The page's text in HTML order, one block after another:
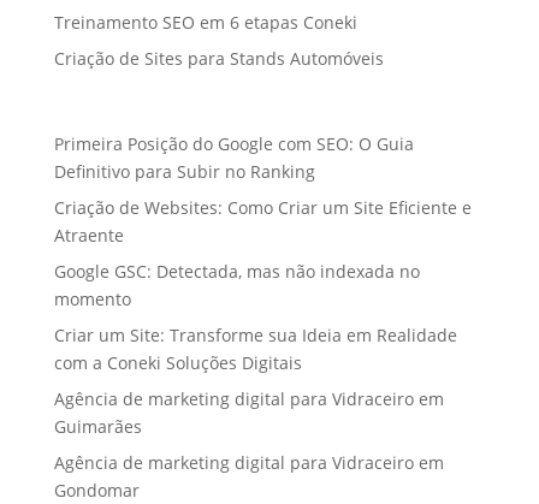
Treinamento SEO em 6 etapas Coneki
Criação de Sites para Stands Automóveis
Primeira Posição do Google com SEO: O Guia
Definitivo para Subir no Ranking
Criação de Websites: Como Criar um Site Eficiente e
Atraente
Google GSC: Detectada, mas não indexada no
momento
Criar um Site: Transforme sua Ideia em Realidade
com a Coneki Soluções Digitais
Agência de marketing digital para Vidraceiro em
Guimarães
Agência de marketing digital para Vidraceiro em
Gondomar